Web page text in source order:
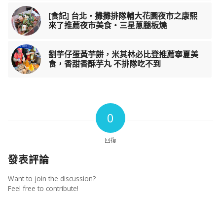
[食記] 台北‧攤攤排隊輔大花園夜市之康熙
來了推薦夜市美食‧三星蔥腿板燒
劉芋仔蛋黃芋餅，米其林必比登推薦寧夏美
食，香甜香酥芋丸 不排隊吃不到
0
回復
發表評論
Want to join the discussion?
Feel free to contribute!